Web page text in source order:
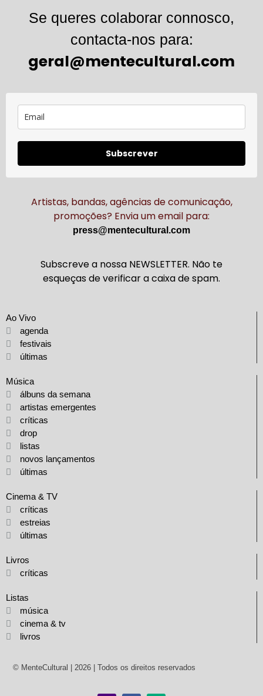
Se queres colaborar connosco,
contacta-nos para:
geral@mentecultural.com
Subscrever
Artistas, bandas, agências de comunicação,
promoções? Envia um email para:
press@mentecultural.com
Subscreve a nossa NEWSLETTER. Não te
esqueças de verificar a caixa de spam.
Ao Vivo
agenda
festivais
últimas
Música
álbuns da semana
artistas emergentes
críticas
drop
listas
novos lançamentos
últimas
Cinema & TV
críticas
estreias
últimas
Livros
críticas
Listas
música
cinema & tv
livros
© MenteCultural | 2026 | Todos os direitos reservados